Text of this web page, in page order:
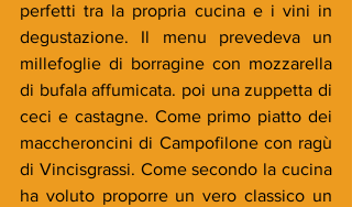
perfetti tra la propria cucina e i vini in
degustazione. Il menu prevedeva un
millefoglie di borragine con mozzarella
di bufala affumicata. poi una zuppetta di
ceci e castagne. Come primo piatto dei
maccheroncini di Campofilone con ragù
di Vincisgrassi. Come secondo la cucina
ha voluto proporre un vero classico un